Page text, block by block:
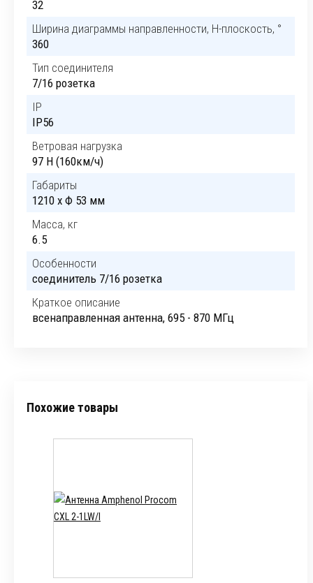
32
Ширина диаграммы направленности, H-плоскость, °
360
Тип соединителя
7/16 розетка
IP
IP56
Ветровая нагрузка
97 Н (160км/ч)
Габариты
1210 x Ф 53 мм
Масса, кг
6.5
Особенности
соединитель 7/16 розетка
Краткое описание
всенаправленная антенна, 695 - 870 МГц
Похожие товары